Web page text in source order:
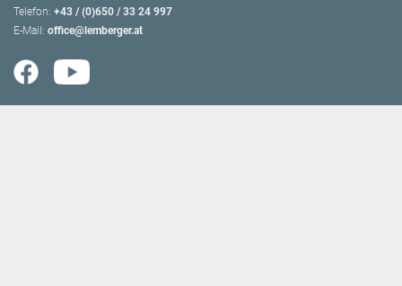
Telefon: +43 / (0)650 / 33 24 997
E-Mail: office@lemberger.at